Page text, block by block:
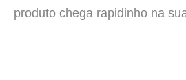
produto chega rapidinho na